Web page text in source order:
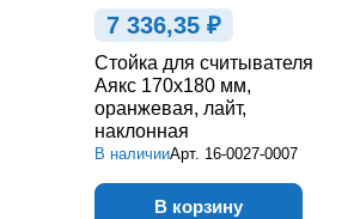
7 336,35 ₽
Стойка для считывателя
Аякс 170х180 мм,
оранжевая, лайт,
наклонная
В наличииАрт. 16-0027-0007
В корзину